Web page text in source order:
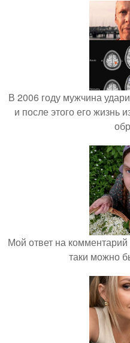
В 2006 году мужчина
и после этого его
Мой ответ на
таки можно